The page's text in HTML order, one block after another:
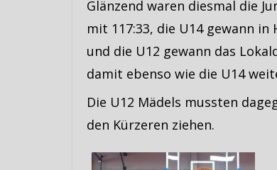
Glänzend waren diesmal die
mit 117:33, die U14 gewann
und die U12 gewann das
damit ebenso wie die U14
Die U12 Mädels mussten
den Kürzeren ziehen.